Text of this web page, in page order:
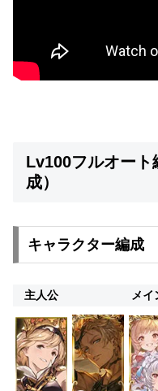
Lv100フルオート
成）
キャラクター編成
主人公 メイ